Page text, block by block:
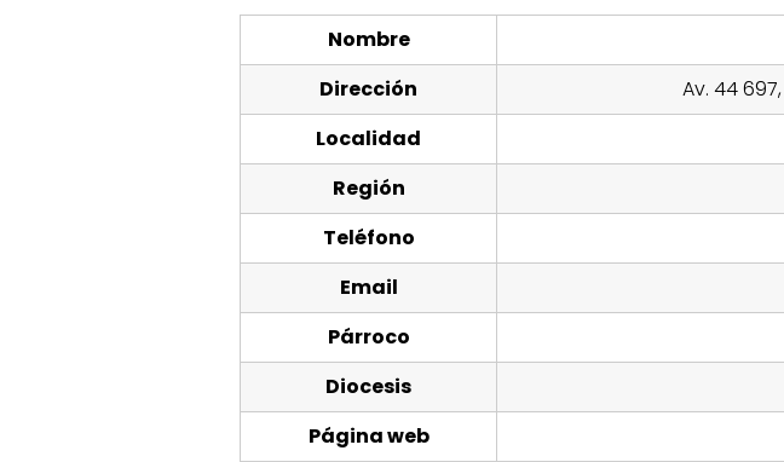
Nombre
Dirección
Av. 44
Localidad
Región
Teléfono
Email
Párroco
Diocesis
Página web